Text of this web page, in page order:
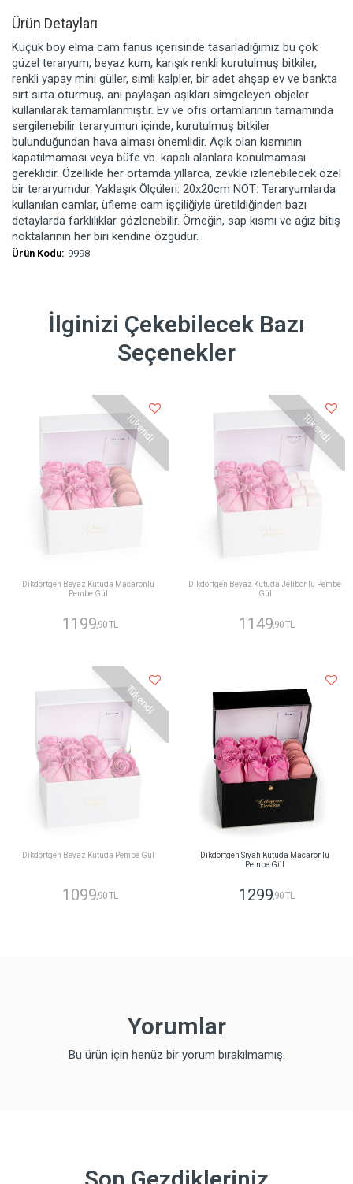
Ürün Detayları
Küçük boy elma cam fanus içerisinde tasarladığımız bu çok
güzel teraryum; beyaz kum, karışık renkli kurutulmuş bitkiler,
renkli yapay mini güller, simli kalpler, bir adet ahşap ev ve bankta
sırt sırta oturmuş, anı paylaşan aşıkları simgeleyen objeler
kullanılarak tamamlanmıştır. Ev ve ofis ortamlarının tamamında
sergilenebilir teraryumun içinde, kurutulmuş bitkiler
bulunduğundan hava alması önemlidir. Açık olan kısmının
kapatılmaması veya büfe vb. kapalı alanlara konulmaması
gereklidir. Özellikle her ortamda yıllarca, zevkle izlenebilecek özel
bir teraryumdur. Yaklaşık Ölçüleri: 20x20cm NOT: Teraryumlarda
kullanılan camlar, üfleme cam işçiliğiyle üretildiğinden bazı
detaylarda farklılıklar gözlenebilir. Örneğin, sap kısmı ve ağız bitiş
noktalarının her biri kendine özgüdür.
Ürün Kodu: 9998
İlginizi Çekebilecek Bazı
Seçenekler
Tükendi
Dikdörtgen Beyaz Kutuda Macaronlu
Pembe Gül
1199 ,90 TL
Tükendi
Dikdörtgen Beyaz Kutuda Jelibonlu Pembe
Gül
1149 ,90 TL
Tükendi
Dikdörtgen Beyaz Kutuda Pembe Gül
1099,90 TL
Dikdörtgen Siyah Kutuda Macaronlu
Pembe Gül
1299,90 TL
Yorumlar
Bu ürün için henüz bir yorum bırakılmamış.